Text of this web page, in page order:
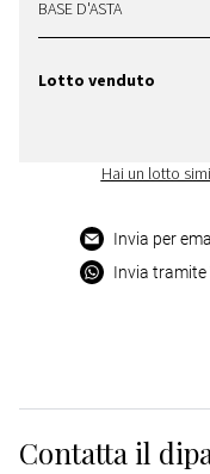
BASE D'ASTA
Lotto venduto
Hai un lotto
Invia per
Invia
Contatta il